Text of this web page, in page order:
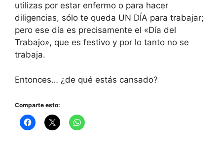
utilizas por estar enfermo o para hacer
diligencias, sólo te queda UN DÍA para trabajar;
pero ese día es precisamente el «Día del
Trabajo», que es festivo y por lo tanto no se
trabaja.
Entonces… ¿de qué estás cansado?
Comparte esto: